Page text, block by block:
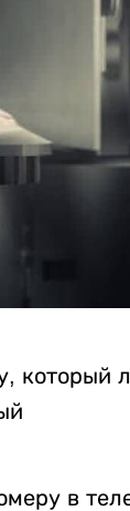
который
в